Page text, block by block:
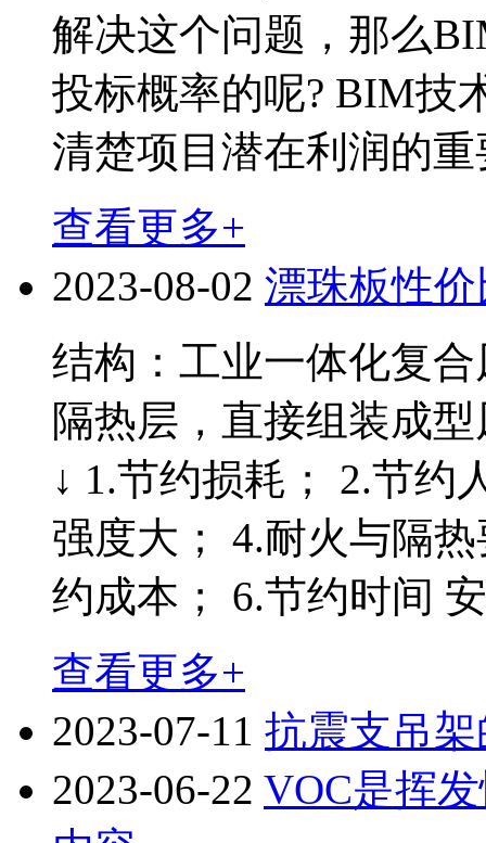
解决这个问题，那么
投标概率的呢? BIM技
清楚项目潜在利润的
查看更多+
2023-08-02 漂珠板性
结构：工业一体化复
隔热层，直接组装成
↓ 1.节约损耗； 2.节约
强度大； 4.耐火与隔
约成本； 6.节约时间
查看更多+
2023-07-11 抗震支吊
2023-06-22 VOC是挥